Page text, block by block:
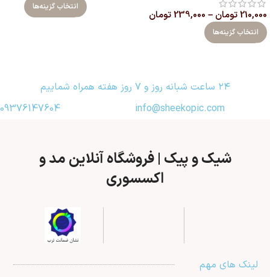
210,000تومان –
239,000تومان
انتخاب گزینه‌ها
انتخاب گزینه‌ها
۲۴ ساعت شبانه روز و ۷ روز هفته همراه شماییم
info@sheekopic.com
09376147604
شیک و پیک | فروشگاه آنلاین مد و
اکسسوری
لینک های مهم